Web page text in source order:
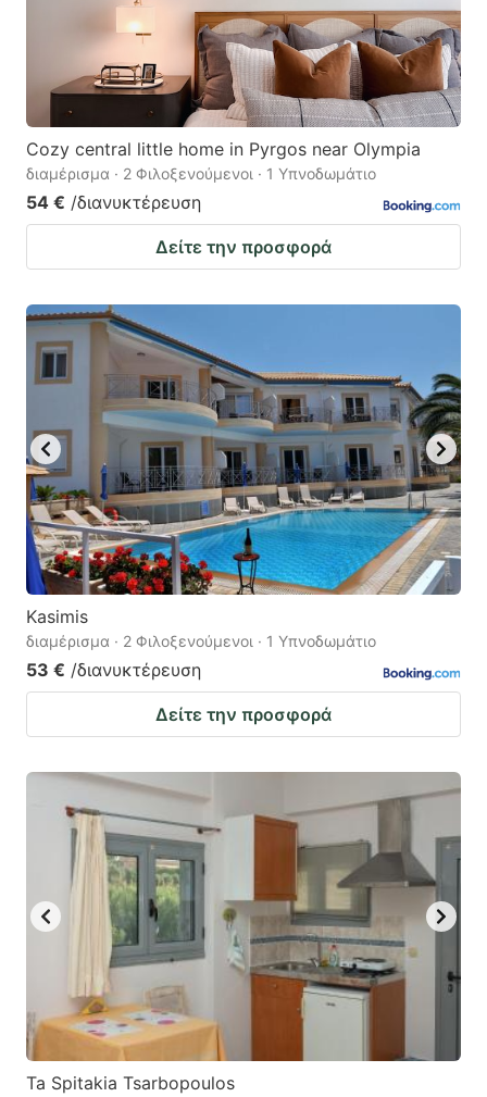
Cozy central little home in Pyrgos near Olympia
διαμέρισμα · 2 Φιλοξενούμενοι · 1 Υπνοδωμάτιο
54 € /διανυκτέρευση
Δείτε την προσφορά
Kasimis
διαμέρισμα · 2 Φιλοξενούμενοι · 1 Υπνοδωμάτιο
53 € /διανυκτέρευση
Δείτε την προσφορά
Ta Spitakia Tsarbopoulos